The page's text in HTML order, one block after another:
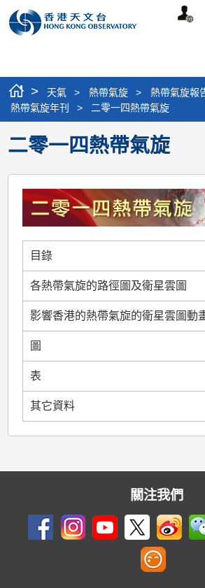
個
> 天氣 > 熱帶氣旋 > 熱帶氣旋報
熱帶氣旋年刊
> 二零一四熱帶氣旋
二零一四熱帶氣旋
目錄
各熱帶氣旋的路徑圖及衛星雲圖
影響香港的熱帶氣旋的衛星雲圖動
圖
表
其它資料
關注我們